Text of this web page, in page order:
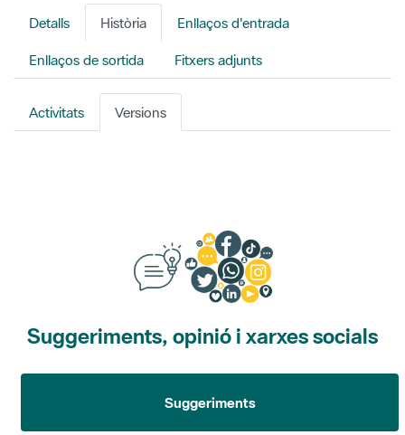
Detalls Història Enllaços d'entrada
Enllaços de sortida Fitxers adjunts
Activitats Versions
Suggeriments, opinió i xarxes socials
Suggeriments